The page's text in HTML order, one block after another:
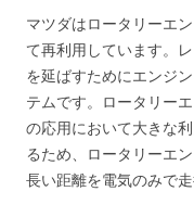
マツダはロータリーエ
て再利用しています。
を延ばすためにエンジ
テムです。ロータリー
の応用において大きな
るため、ロータリーエ
長い距離を電気のみで